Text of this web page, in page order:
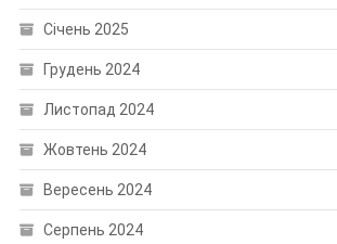
Січень 2025
Грудень 2024
Листопад 2024
Жовтень 2024
Вересень 2024
Серпень 2024